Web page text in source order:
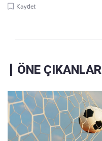
Kaydet
ÖNE ÇIKANLAR